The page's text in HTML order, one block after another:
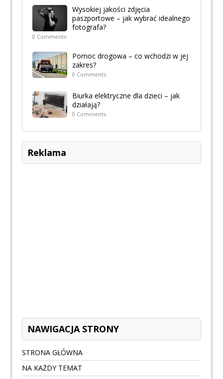
Wysokiej jakości zdjęcia
paszportowe – jak wybrać idealnego
fotografa?
0 Comments
Pomoc drogowa – co wchodzi w jej
zakres?
0 Comments
Biurka elektryczne dla dzieci – jak
działają?
0 Comments
Reklama
NAWIGACJA STRONY
STRONA GŁÓWNA
NA KAŻDY TEMAT